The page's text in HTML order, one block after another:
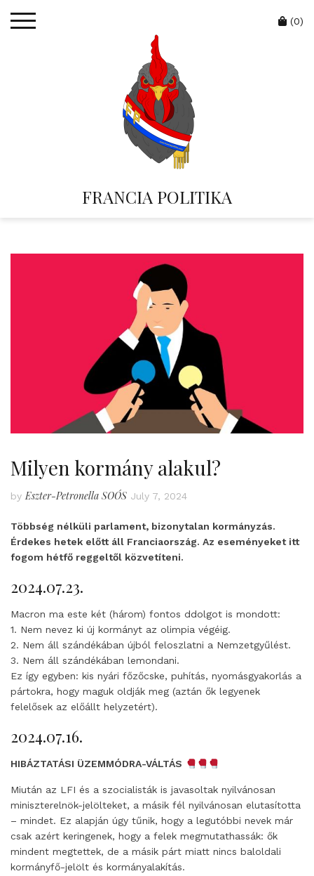
FRANCIA POLITIKA
Cart
(0)
Milyen kormány alakul?
byEszter-Petronella SOÓS July 7, 2024
Többség nélküli parlament, bizonytalan kormányzás.
Érdekes hetek előtt áll Franciaország. Az eseményeket itt
fogom hétfő reggeltől közvetíteni.
2024.07.23.
Macron ma este két (három) fontos ddolgot is mondott:
1. Nem nevez ki új kormányt az olimpia végéig.
2. Nem áll szándékában újból feloszlatni a Nemzetgyűlést.
3. Nem áll szándékában lemondani.
Ez így egyben: kis nyári főzőcske, puhítás, nyomásgyakorlás a
pártokra, hogy maguk oldják meg (aztán ők legyenek
felelősek az előállt helyzetért).
2024.07.16.
HIBÁZTATÁSI ÜZEMMÓDRA-VÁLTÁS
Miután az LFI és a szocialisták is javasoltak nyilvánosan
miniszterelnök-jelölteket, a másik fél nyilvánosan elutasította
– mindet. Ez alapján úgy tűnik, hogy a legutóbbi nevek már
csak azért keringenek, hogy a felek megmutathassák: ők
mindent megtettek, de a másik párt miatt nincs baloldali
kormányfő-jelölt és kormányalakítás.